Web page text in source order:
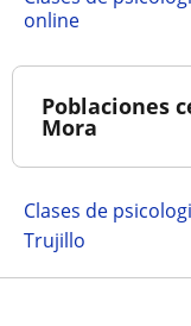
online
Poblaciones
Mora
Clases de
Trujillo